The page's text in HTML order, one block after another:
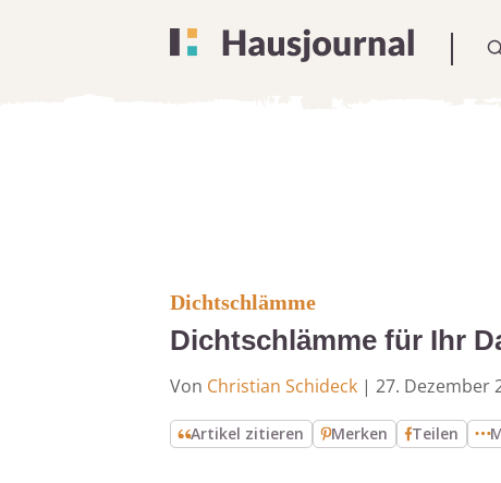
Dichtschlämme
Dichtschlämme für Ihr
Von Christian Schideck | 27. Dezember
Artikel zitieren Merken Teilen